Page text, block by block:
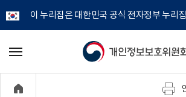
이 누리집은 대한민국 공식 전자정부 누리
개
메
기